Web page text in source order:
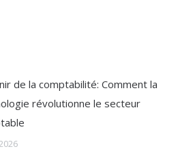
de la comptabilité: Comment la
révolutionne le secteur